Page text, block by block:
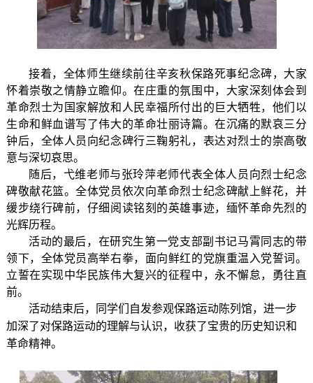
接着， 全体师生继续前往辛亥秋保路死事纪念碑， 大家
怀着崇敬之情静立瞻仰。在庄重的氛围中，大家深刻体会到
革命烈士为国家解放和人民幸福所付出的巨大牺牲，他们以
生命和鲜血谱写了伟大的革命壮丽诗篇。在沉痛的默哀三分
钟后，全体人员向纪念碑行三鞠躬礼，表达对烈士的崇高敬
意与深切哀思。
随后，弋维老师与张玲萍老师代表全体人员向烈士纪念
碑敬献花篮。全体党员依次向革命烈士纪念碑献上鲜花，并
缓步绕行碑前，仔细阅读铭刻的英雄事迹，缅怀革命先烈的
光辉历程。
活动的最后，在研究生第一党支部副书记马霄同志的带
领下，全体党员高举右拳，面向鲜红的党旗重温入党誓词。
立誓在实现中华民族伟大复兴的征程中，永不懈怠，勇往直
前。
活动结束后，同学们自发参观保路运动陈列馆，进一步
加深了对保路运动的理解与认识，收获了宝贵的历史知识和
革命精神。